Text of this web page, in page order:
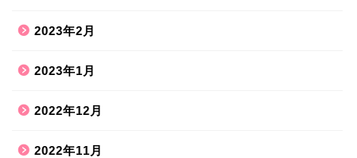
2023年2月
2023年1月
2022年12月
2022年11月